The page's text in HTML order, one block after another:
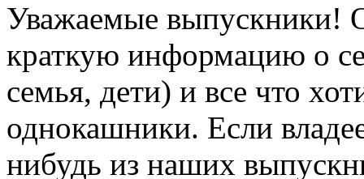
Уважаемые выпускники!
краткую информацию о
семья, дети) и все что
однокашники. Если
нибудь из наших